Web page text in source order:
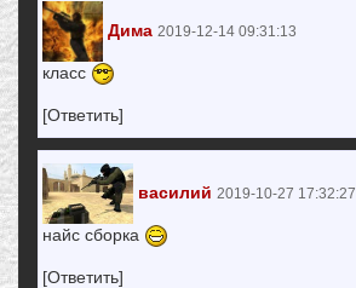
Дима 2019-12-14 09:31:13
класс
[Ответить]
василий 2019-10-27 17:32:27
найс сборка
[Ответить]